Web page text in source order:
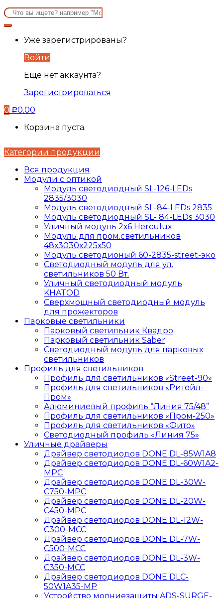
Search
for:
Уже зарегистрированы?
Войти
Еще нет аккаунта?
Зарегистрироваться
0 Р0.00
Корзина пуста.
Категории продукции
Вся продукция
Модули с оптикой
Модуль светодиодный SL-126-LEDs
2835/3030
Модуль светодиодный SL-84-LEDs 2835
Модуль светодиодный SL- 84-LEDs 3030
Уличный модуль 2х6 Herculux
Модуль для пром.светильников
48х3030х225х50
Модуль светодионый 60-2835-street-эко
Светодиодный модуль для ул.
светильников 50 Вт.
Уличный светодиодный модуль
KHATOD
Сверхмощный светодиодный модуль
для прожекторов
Парковые светильники
Парковый светильник Квадро
Парковый светильник Saber
Светодиодный модуль для парковых
светильников
Профиль для светильников
Профиль для светильников «Street-90»
Профиль для светильников «Ритейл-
Пром»
Алюминиевый профиль “Линия 75/48”
Профиль для светильников «Пром-250»
Профиль для светильников «Фито»
Светодиодный профиль «Линия 75»
Уличные драйверы
Драйвер светодиодов DONE DL-85W1A8
Драйвер светодиодов DONE DL-60W1A2-
MPС
Драйвер светодиодов DONE DL-30W-
C750-MPС
Драйвер светодиодов DONE DL-20W-
C450-MPС
Драйвер светодиодов DONE DL-12W-
C300-MCC
Драйвер светодиодов DONE DL-7W-
C500-MCC
Драйвер светодиодов DONE DL-3W-
C350-MCC
Драйвер светодиодов DONE DLC-
50W1A35-MP
Устройство молниезащиты ADS-SURGE-